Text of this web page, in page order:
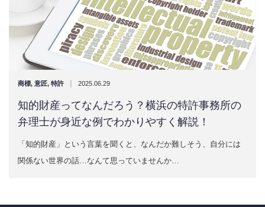
商標, 意匠, 特許 | 2025.06.29
知的財産ってなんだろう？横浜の特許事務所の
弁理士が身近な例でわかりやすく解説！
「知的財産」という言葉を聞くと、なんだか難しそう、自分には
関係ない世界の話…なんて思っていませんか…